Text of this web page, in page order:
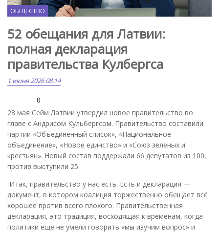
ОБЩЕСТВО
52 обещания для Латвии:
полная декларация
правительства Кулбергса
1 июня 2026 08:14
0
28 мая Сейм Латвии утвердил новое правительство во
главе с Андрисом Кульбергсом. Правительство составили
партии «Объединённый список», «Национальное
объединение», «Новое единство» и «Союз зелёных и
крестьян». Новый состав поддержали 66 депутатов из 100,
против выступили 25.
Итак, правительство у нас есть. Есть и декларация —
документ, в котором коалиция торжественно обещает всё
хорошее против всего плохого. Правительственная
декларация, это традиция, восходящая к временам, когда
политики ещё не умели говорить «мы изучим вопрос» и